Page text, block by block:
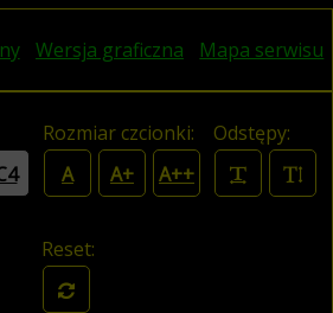
Wersja graficzna Mapa serwisu
Rozmiar czcionki:
A
A+ A++
Odstępy:
Reset: